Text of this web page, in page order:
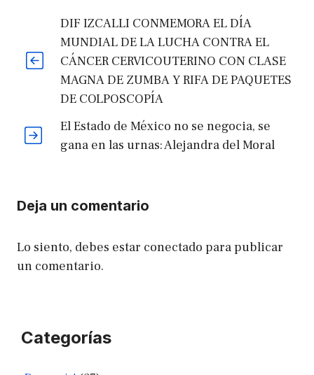
DIF IZCALLI CONMEMORA EL DÍA
MUNDIAL DE LA LUCHA CONTRA EL
CÁNCER CERVICOUTERINO CON CLASE
MAGNA DE ZUMBA Y RIFA DE PAQUETES
DE COLPOSCOPÍA
El Estado de México no se negocia, se
gana en las urnas: Alejandra del Moral
Deja un comentario
Lo siento, debes estar conectado para publicar
un comentario.
Categorías